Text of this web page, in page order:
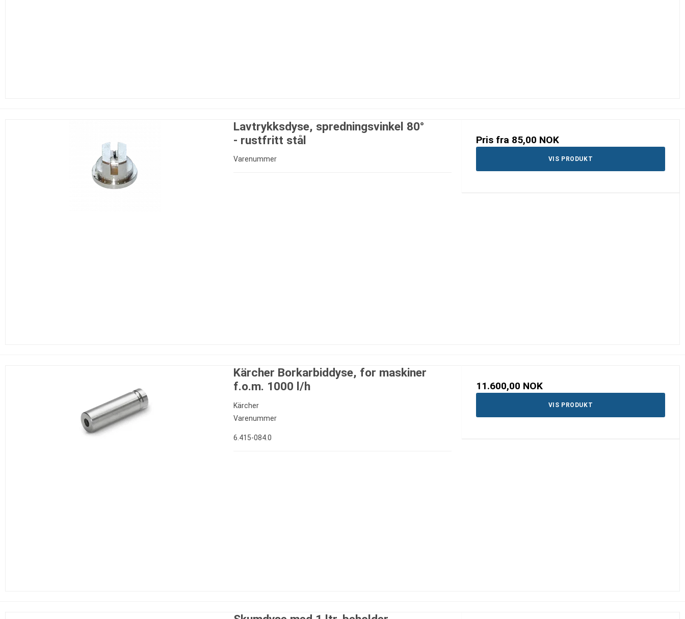
Lavtrykksdyse, spredningsvinkel 80°
- rustfritt stål
Varenummer
Pris fra 85,00 NOK
VIS PRODUKT
Kärcher Borkarbiddyse, for maskiner
f.o.m. 1000 l/h
Kärcher
Varenummer
6.415-084.0
11.600,00 NOK
VIS PRODUKT